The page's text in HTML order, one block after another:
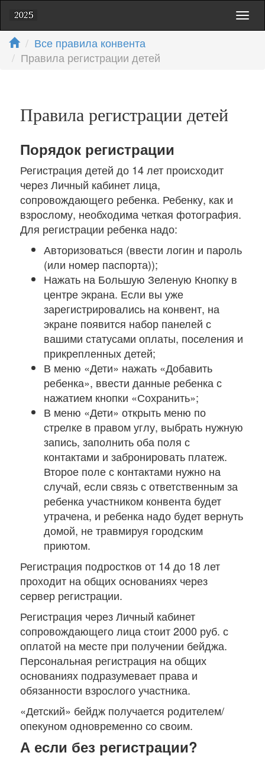
Все правила конвента
Правила регистрации детей
Правила регистрации детей
Порядок регистрации
Регистрация детей до 14 лет происходит
через Личный кабинет лица,
сопровождающего ребенка. Ребенку, как и
взрослому, необходима четкая фотография.
Для регистрации ребенка надо:
Авторизоваться (ввести логин и пароль
(или номер паспорта));
Нажать на Большую Зеленую Кнопку в
центре экрана. Если вы уже
зарегистрировались на конвент, на
экране появится набор панелей с
вашими статусами оплаты, поселения и
прикрепленных детей;
В меню «Дети» нажать «Добавить
ребенка», ввести данные ребенка с
нажатием кнопки «Сохранить»;
В меню «Дети» открыть меню по
стрелке в правом углу, выбрать нужную
запись, заполнить оба поля с
контактами и забронировать платеж.
Второе поле с контактами нужно на
случай, если связь с ответственным за
ребенка участником конвента будет
утрачена, и ребенка надо будет вернуть
домой, не травмируя городским
приютом.
Регистрация подростков от 14 до 18 лет
проходит на общих основаниях через
сервер регистрации.
Регистрация через Личный кабинет
сопровождающего лица стоит 2000 руб. с
оплатой на месте при получении бейджа.
Персональная регистрация на общих
основаниях подразумевает права и
обязанности взрослого участника.
«Детский» бейдж получается родителем/
опекуном одновременно со своим.
А если без регистрации?